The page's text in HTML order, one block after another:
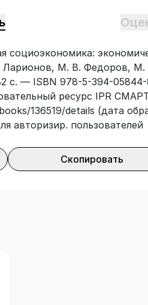
социоэкономика:
Ларионов, М. В. Федоров, М.
с. — ISBN 978-5-394-
ресурс IPR
136519/details (дата
авторизир. пользователей
Скопировать